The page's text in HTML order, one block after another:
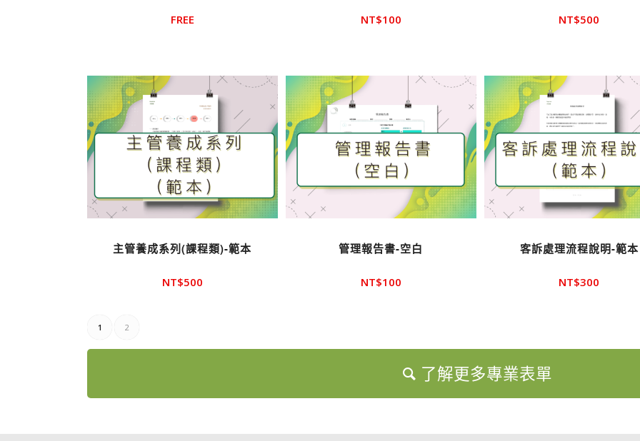
FREE NT$100 NT$500
主管養成系列(課程類)-範本
NT$500
管理報告書-空白
NT$100
客訴處理流程說明-範本
NT$300
1 2
了解更多專業表單